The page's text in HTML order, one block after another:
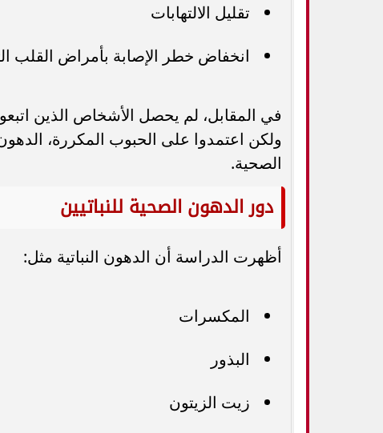
تقليل الالتهابات
انخفاض خطر الإصابة بأمراض القلب
في المقابل، لم يحصل الأشخاص الذين
ولكن اعتمدوا على الحبوب المكررة،
الصحية.
دور الدهون الصحية للنباتيين
أظهرت الدراسة أن الدهون النباتية مثل:
المكسرات
البذور
زيت الزيتون